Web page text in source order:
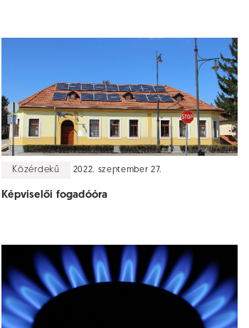
Közérdekű 2022. szeptember 27.
Képviselői fogadóóra